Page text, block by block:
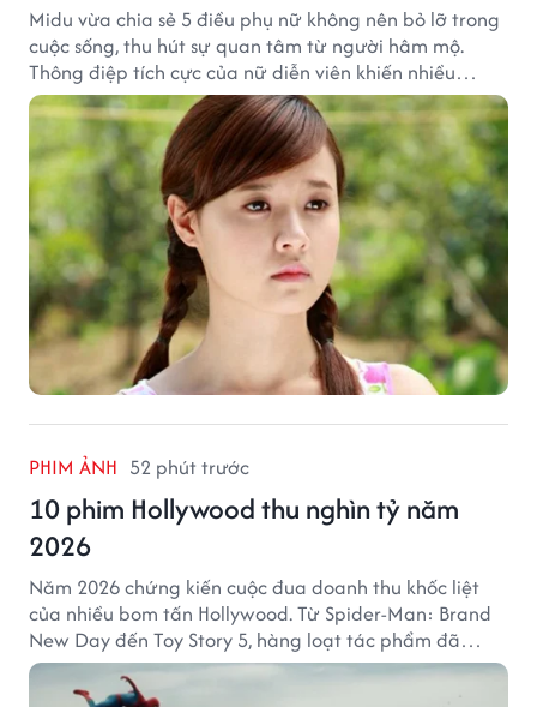
Midu vừa chia sẻ 5 điều phụ nữ không nên bỏ lỡ trong
cuộc sống, thu hút sự quan tâm từ người hâm mộ.
Thông điệp tích cực của nữ diễn viên khiến nhiều
người đồng cảm khi nhìn lại hành trình sự nghiệp và
hạnh phúc hiện tại của cô.
PHIM ẢNH 52 phút trước
10 phim Hollywood thu nghìn tỷ năm
2026
Năm 2026 chứng kiến cuộc đua doanh thu khốc liệt
của nhiều bom tấn Hollywood. Từ Spider-Man: Brand
New Day đến Toy Story 5, hàng loạt tác phẩm đã
mang về hàng chục nghìn tỷ đồng và tạo nên những
cột mốc đáng nhớ tại phòng vé toàn cầu.